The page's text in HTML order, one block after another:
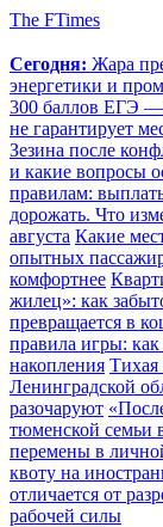
The FTimes
Сегодня: Жара
энергетики и
300 баллов ЕГЭ —
не гарантирует
Зезина после
и какие вопросы
правилам:
дорожать. Что
августа Какие
опытных
комфортнее
жилец»: как
превращается в
правила игры: как
накопления Тихая
Ленинградской
разочаруют
тюменской семьи
перемены в
квоту на
отличается от
рабочей силы